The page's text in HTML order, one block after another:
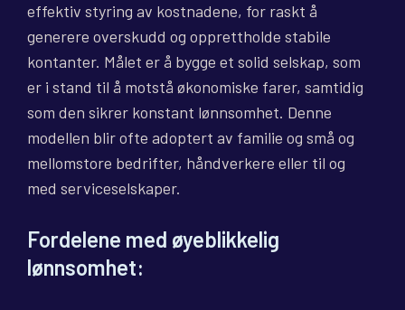
effektiv styring av kostnadene, for raskt å
generere overskudd og opprettholde stabile
kontanter. Målet er å bygge et solid selskap, som
er i stand til å motstå økonomiske farer, samtidig
som den sikrer konstant lønnsomhet. Denne
modellen blir ofte adoptert av familie og små og
mellomstore bedrifter, håndverkere eller til og
med serviceselskaper.
Fordelene med øyeblikkelig
lønnsomhet: